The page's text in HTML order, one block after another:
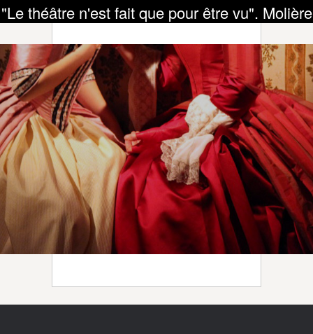
"Le théâtre n'est fait que pour être vu". Molière